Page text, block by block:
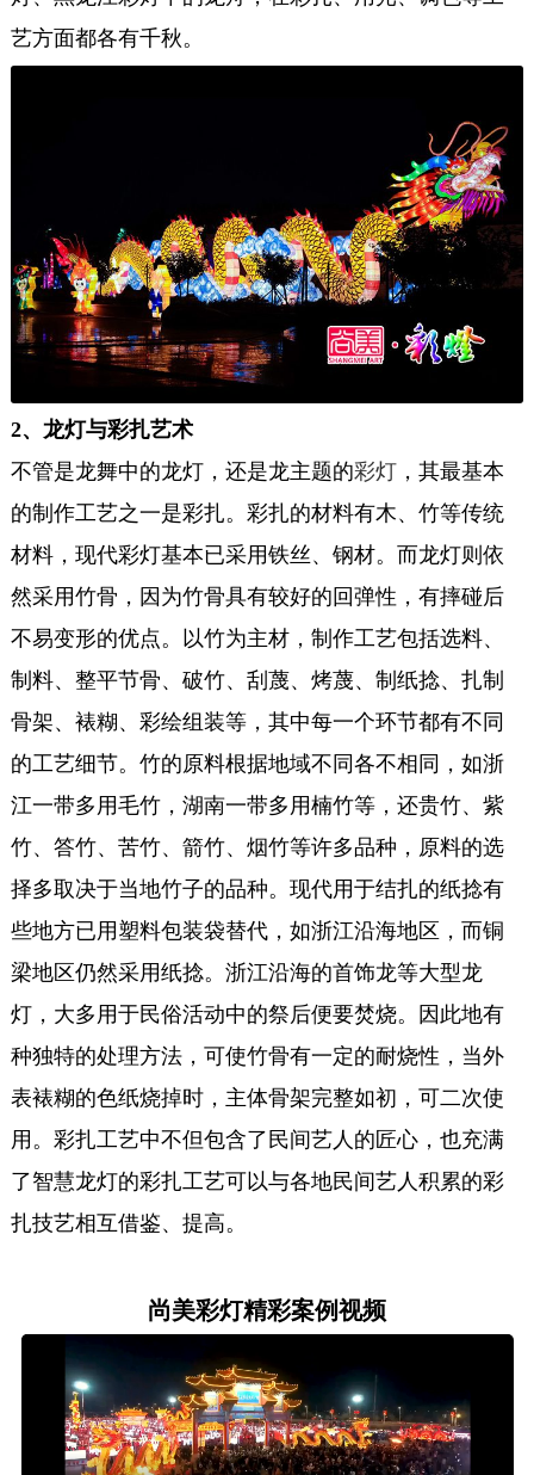
艺方面都各有千秋。
2、龙灯与彩扎艺术
不管是龙舞中的龙灯，还是龙主题的彩灯，其最基本
的制作工艺之一是彩扎。彩扎的材料有木、竹等传统
材料，现代彩灯基本已采用铁丝、钢材。而龙灯则依
然采用竹骨，因为竹骨具有较好的回弹性，有摔碰后
不易变形的优点。以竹为主材，制作工艺包括选料、
制料、整平节骨、破竹、刮蔑、烤蔑、制纸捻、扎制
骨架、裱糊、彩绘组装等，其中每一个环节都有不同
的工艺细节。竹的原料根据地域不同各不相同，如浙
江一带多用毛竹，湖南一带多用楠竹等，还贵竹、紫
竹、答竹、苦竹、箭竹、烟竹等许多品种，原料的选
择多取决于当地竹子的品种。现代用于结扎的纸捻有
些地方已用塑料包装袋替代，如浙江沿海地区，而铜
梁地区仍然采用纸捻。浙江沿海的首饰龙等大型龙
灯，大多用于民俗活动中的祭后便要焚烧。因此地有
种独特的处理方法，可使竹骨有一定的耐烧性，当外
表裱糊的色纸烧掉时，主体骨架完整如初，可二次使
用。彩扎工艺中不但包含了民间艺人的匠心，也充满
了智慧龙灯的彩扎工艺可以与各地民间艺人积累的彩
扎技艺相互借鉴、提高。
尚美彩灯精彩案例视频